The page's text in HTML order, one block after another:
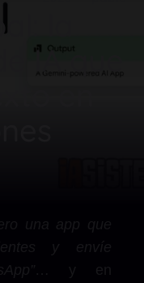
la
IA que